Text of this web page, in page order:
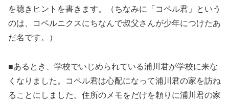
を聴きヒントを書きます。（ちなみに「コペル君」という
のは、コペルニクスにちなんで叔父さんが少年につけたあ
だ名です。）
■あるとき、学校でいじめられている浦川君が学校に来な
くなりました。コペル君は心配になって浦川君の家を訪ね
ることにしました。住所のメモをだけを頼りに浦川君の家